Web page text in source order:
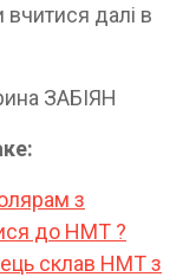
вчитися далі в
ЗАБІЯН
з
до НМТ ?
склав НМТ з